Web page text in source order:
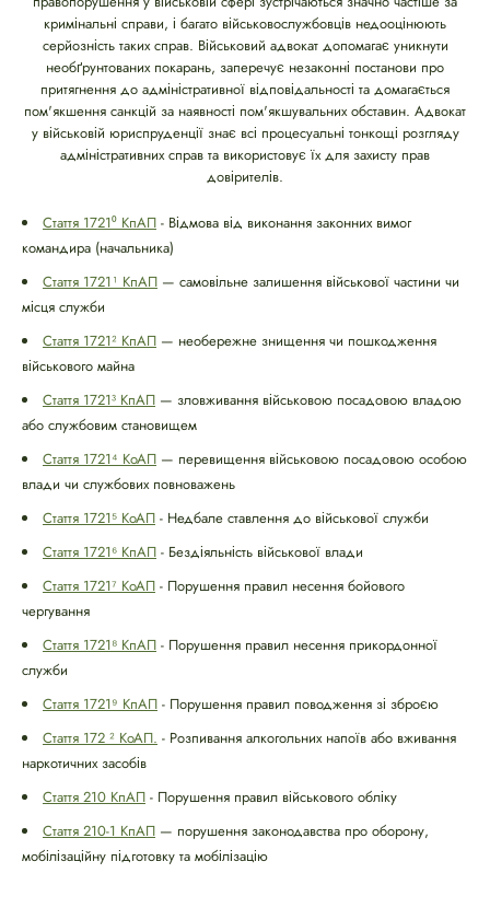
кримінальні справи, і багато військовослужбовців недооцінюють
серйозність таких справ. Військовий адвокат допомагає уникнути
необґрунтованих покарань, заперечує незаконні постанови про
притягнення до адміністративної відповідальності та домагається
пом'якшення санкцій за наявності пом'якшувальних обставин. Адвокат
у військовій юриспруденції знає всі процесуальні тонкощі розгляду
адміністративних справ та використовує їх для захисту прав
довірителів.
Стаття 1721⁰ КпАП - Відмова від виконання законних вимог
командира (начальника)
Стаття 1721¹ КпАП — самовільне залишення військової частини чи
місця служби
Стаття 1721² КпАП — необережне знищення чи пошкодження
військового майна
Стаття 1721³ КпАП — зловживання військовою посадовою владою
або службовим становищем
Стаття 1721⁴ КоАП — перевищення військовою посадовою особою
влади чи службових повноважень
Стаття 1721⁵ КоАП - Недбале ставлення до військової служби
Стаття 1721⁶ КпАП - Бездіяльність військової влади
Стаття 1721⁷ КоАП - Порушення правил несення бойового
чергування
Стаття 1721⁸ КпАП - Порушення правил несення прикордонної
служби
Стаття 1721⁹ КпАП - Порушення правил поводження зі зброєю
Стаття 172 ² КоАП. - Розпивання алкогольних напоїв або вживання
наркотичних засобів
Стаття 210 КпАП - Порушення правил військового обліку
Стаття 210-1 КпАП — порушення законодавства про оборону,
мобілізаційну підготовку та мобілізацію